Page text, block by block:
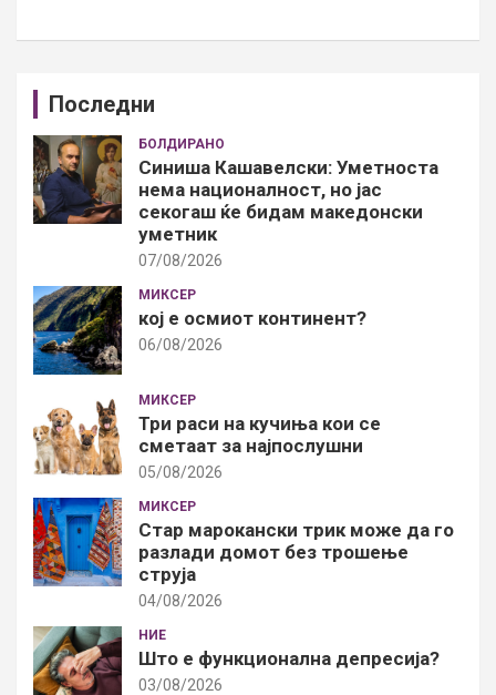
Последни
БОЛДИРАНО
Синиша Кашавелски: Уметноста
нема националност, но јас
секогаш ќе бидам македонски
уметник
07/08/2026
МИКСЕР
кој е осмиот континент?
06/08/2026
МИКСЕР
Три раси на кучиња кои се
сметаат за најпослушни
05/08/2026
МИКСЕР
Стар марокански трик може да го
разлади домот без трошење
струја
04/08/2026
НИЕ
Што е функционална депресија?
03/08/2026